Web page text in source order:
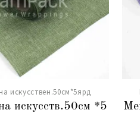
искусствен.50см*5ярд
искусств.50см *5